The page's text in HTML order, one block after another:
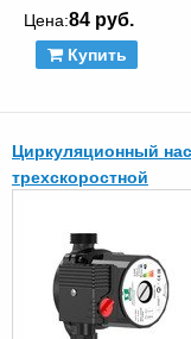
Цена:84 руб.
Купить
Циркуляционный
трехскоростной